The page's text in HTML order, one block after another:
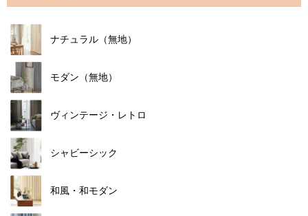
ナチュラル（無地）
モダン（無地）
ヴィンテージ・レトロ
シャビーシック
和風・和モダン